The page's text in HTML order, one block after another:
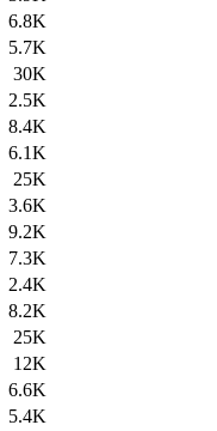
6.8K
5.7K
30K
2.5K
8.4K
6.1K
25K
3.6K
9.2K
7.3K
2.4K
8.2K
25K
12K
6.6K
5.4K